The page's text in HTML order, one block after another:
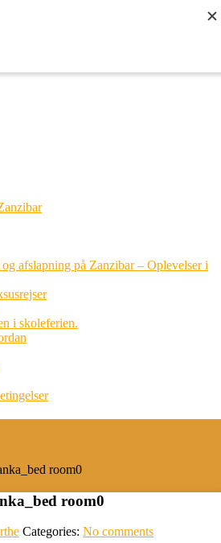
afslapning på Zanzibar – Oplevelser i
i skoleferien.
room0
room0
Categories: No comments